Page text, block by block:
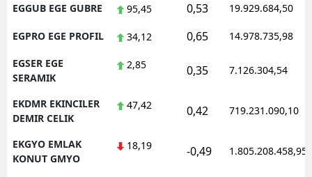
EGGUB EGE GUBRE 95,45 0,53 19.929.684,50
EGPRO EGE PROFIL 34,12 0,65 14.978.735,98
EGSER EGE
SERAMIK
2,85 0,35 7.126.304,54
EKDMR EKINCILER
DEMIR CELIK
47,42 0,42 719.231.090,10
EKGYO EMLAK
KONUT GMYO
18,19 -0,49 1.805.208.458,95